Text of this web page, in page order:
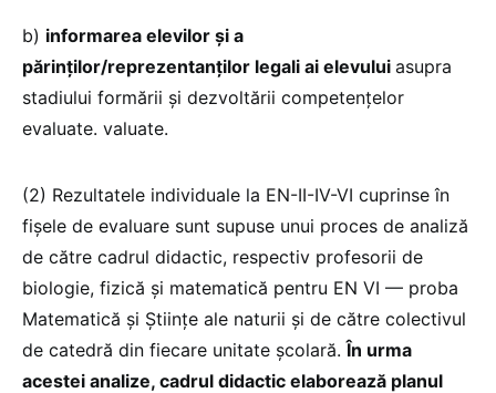
b) informarea elevilor și a
părinților/reprezentanților legali ai elevului asupra
stadiului formării și dezvoltării competențelor
evaluate. valuate.
(2) Rezultatele individuale la EN-II-IV-VI cuprinse în
fișele de evaluare sunt supuse unui proces de analiză
de către cadrul didactic, respectiv profesorii de
biologie, fizică și matematică pentru EN VI — proba
Matematică și Științe ale naturii și de către colectivul
de catedră din fiecare unitate școlară.În urma
acestei analize, cadrul didactic elaborează planul